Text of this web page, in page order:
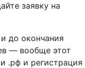
заявку на
до окончания
— вообще этот
.рф и регистрация